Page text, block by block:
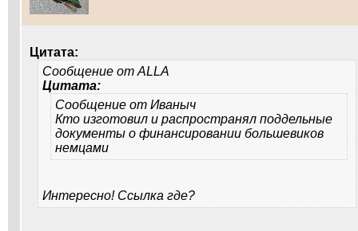
Цитата:
Сообщение от ALLA
Цитата:
Сообщение от Иваныч
Кто изготовил и распространял поддельные
документы о финансировании большевиков
немцами
Интересно! Ссылка где?